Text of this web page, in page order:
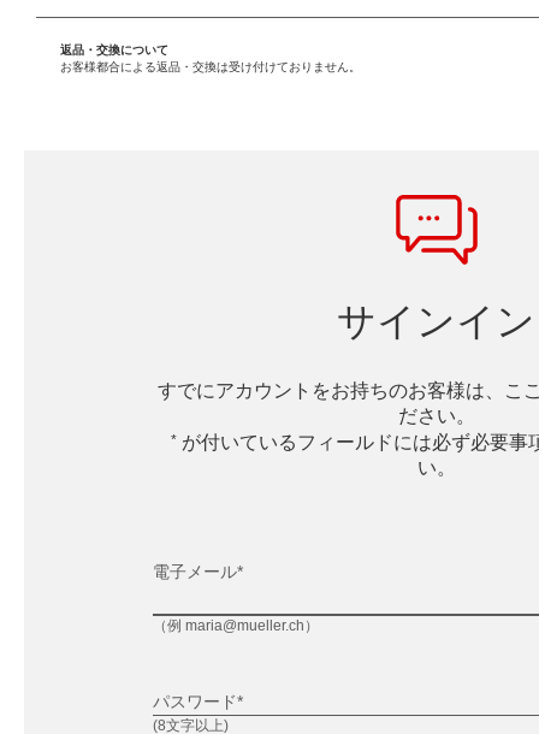
返品・交換について
お客様都合による返品・交換は受け付けておりません。
サインイン
すでにアカウントをお持ちのお客様は、こ
ださい。
* が付いているフィールドには必ず必要事
い。
（例 maria@mueller.ch）
電子メール*
(8文字以上)
パスワード*